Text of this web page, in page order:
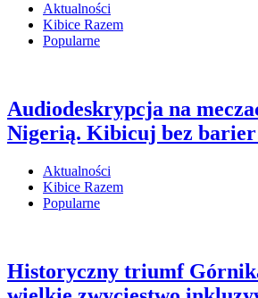
Aktualności
Kibice Razem
Popularne
Audiodeskrypcja na
Nigerią. Kibicuj bez
Aktualności
Kibice Razem
Popularne
Historyczny triumf